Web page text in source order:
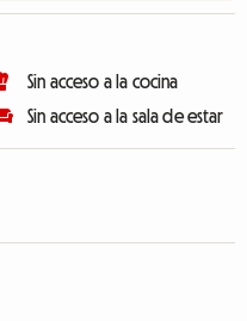
Sin acceso a la cocina
Sin acceso a la sala de estar